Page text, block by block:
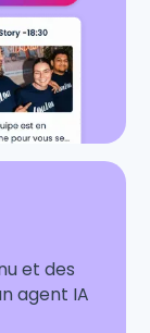
et des
agent IA